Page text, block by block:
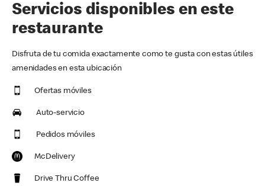
Servicios disponibles en este
restaurante
Disfruta de tu comida exactamente como te gusta con estas útiles
amenidades en esta ubicación
Ofertas móviles
Auto-servicio
Pedidos móviles
McDelivery
Drive Thru Coffee